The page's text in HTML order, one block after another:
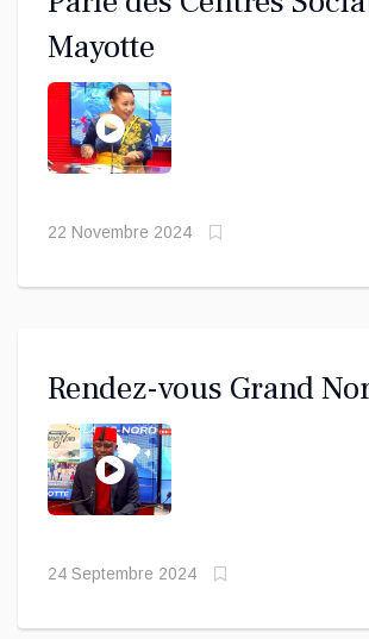
Mayotte
22 Novembre 2024
Rendez-vous Grand
24 Septembre 2024